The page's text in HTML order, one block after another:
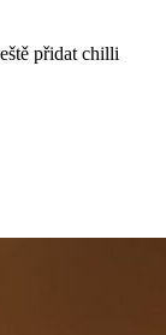
přidat chilli